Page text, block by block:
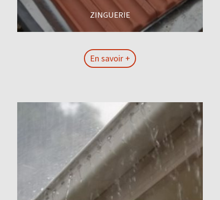
ZINGUERIE
En savoir +